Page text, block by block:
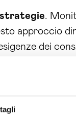
strategie.
approccio
dei
,
Siamo qui